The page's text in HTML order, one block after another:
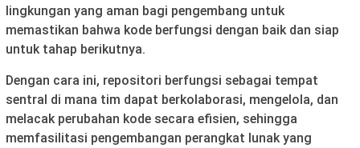
lingkungan yang aman bagi pengembang untuk
memastikan bahwa kode berfungsi dengan baik dan siap
untuk tahap berikutnya.
Dengan cara ini, repositori berfungsi sebagai tempat
sentral di mana tim dapat berkolaborasi, mengelola, dan
melacak perubahan kode secara efisien, sehingga
memfasilitasi pengembangan perangkat lunak yang